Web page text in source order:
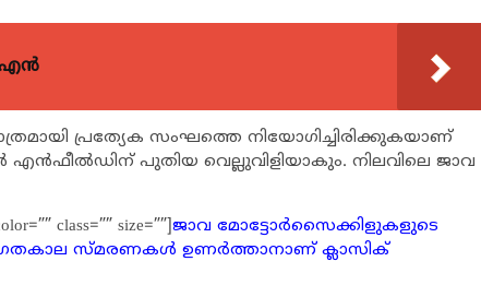
എൻ
പ്രത്യേക സംഘത്തെ നിയോഗിച്ചിരിക്കുകയാണ്
പുതിയ വെല്ലുവിളിയാകും. നിലവിലെ ജാവ
class=”” size=””] ജാവ മോട്ടോര്‍സൈക്കിളുകളുടെ
ഗതകാല സ്മരണകള്‍ ഉണര്‍ത്താനാണ് ക്ലാസിക്